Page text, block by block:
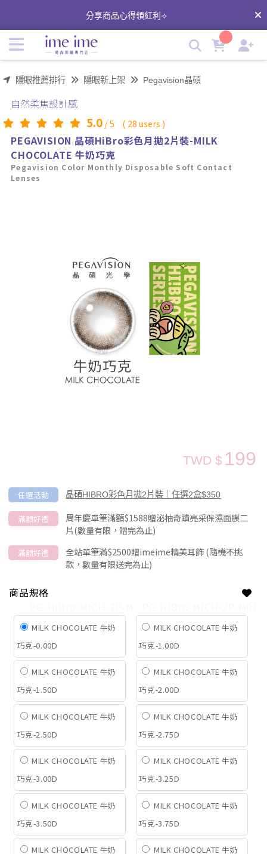
Pegavision晶碩光學｜自然放大款 | imeime 隱形眼鏡美瞳店
分享商品心得領紅利⟢
隱眼推薦排行 隱眼新上架 Pegavision晶碩
自然柔焦設計感
5.0/5 ( 28users )
PEGAVISION 晶碩HiBro彩色月拋2片裝-MILK
CHOCOLATE 牛奶巧克
Pegavision Color Monthly Disposable Soft Contact
Lenses
199
TWD $
任選活動 晶碩HIBRO彩色月拋2片裝｜任選2盒$350
滿額好禮
周年慶單筆滿額$1588贈泌柚奇蹟亮采保濕面膜二
片(數量有限，贈完為止)
滿額好禮
全站單筆滿$2500贈imeime精美耳飾 (隨機不挑
款，數量有限送完為止)
商品規格
MILK CHOCOLATE 牛奶
巧克-0.00D
MILK CHOCOLATE 牛奶
巧克-1.00D
MILK CHOCOLATE 牛奶
巧克-1.50D
MILK CHOCOLATE 牛奶
巧克-2.00D
MILK CHOCOLATE 牛奶
巧克-2.50D
MILK CHOCOLATE 牛奶
巧克-2.75D
MILK CHOCOLATE 牛奶
巧克-3.00D
MILK CHOCOLATE 牛奶
巧克-3.25D
MILK CHOCOLATE 牛奶
巧克-3.50D
MILK CHOCOLATE 牛奶
巧克-3.75D
MILK CHOCOLATE 牛奶
MILK CHOCOLATE 牛奶